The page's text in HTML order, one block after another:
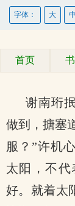
字体： 大 中
首页
谢南珩
做到，搪塞
服？”许机
太阳，不
好。就着太